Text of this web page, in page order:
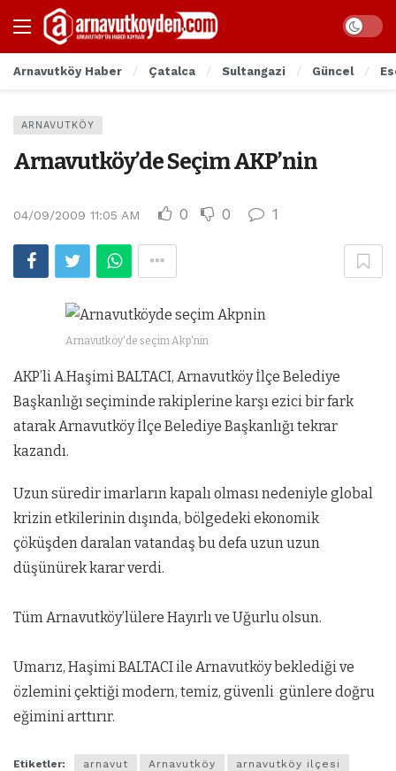
Arnavutköy Haber Çatalca Sultangazi Güncel
ARNAVUTKÖY
Arnavutköy’de Seçim AKP’nin
04/09/2009 11:05 AM 0 0 1
Arnavutköy'de seçim Akp'nin
AKP’li A.Haşimi BALTACI, Arnavutköy İlçe Belediye
Başkanlığı seçiminde rakiplerine karşı ezici bir fark
atarak Arnavutköy İlçe Belediye Başkanlığı tekrar
kazandı.
Uzun süredir imarların kapalı olması nedeniyle global
krizin etkilerinin dışında, bölgedeki ekonomik
çöküşden daralan vatandaş bu defa uzun uzun
düşünürek karar verdi.
Tüm Arnavutköy’lülere Hayırlı ve Uğurlu olsun.
Umarız, Haşimi BALTACI ile Arnavutköy beklediği ve
özlemini çektiği modern, temiz, güvenli günlere doğru
eğimini arttırır.
Etiketler: arnavut Arnavutköy
arnavutköy ilçesi